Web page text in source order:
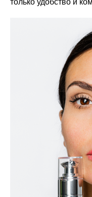
только удобство и